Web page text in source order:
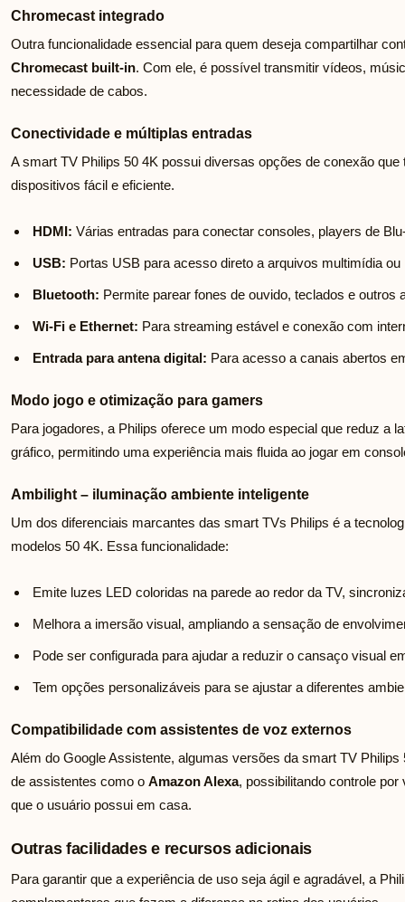
Chromecast integrado
Outra funcionalidade essencial para quem deseja compartilhar
Chromecast built-in. Com ele, é possível transmitir vídeos,
necessidade de cabos.
Conectividade e múltiplas entradas
A smart TV Philips 50 4K possui diversas opções de conexão
dispositivos fácil e eficiente.
HDMI: Várias entradas para conectar consoles, players de
USB: Portas USB para acesso direto a arquivos multimídia
Bluetooth: Permite parear fones de ouvido, teclados e outros
Wi-Fi e Ethernet: Para streaming estável e conexão com
Entrada para antena digital: Para acesso a canais abertos
Modo jogo e otimização para gamers
Para jogadores, a Philips oferece um modo especial que reduz a
gráfico, permitindo uma experiência mais fluida ao jogar em
Ambilight – iluminação ambiente inteligente
Um dos diferenciais marcantes das smart TVs Philips é a
modelos 50 4K. Essa funcionalidade:
Emite luzes LED coloridas na parede ao redor da TV,
Melhora a imersão visual, ampliando a sensação de
Pode ser configurada para ajudar a reduzir o cansaço visual
Tem opções personalizáveis para se ajustar a diferentes
Compatibilidade com assistentes de voz externos
Além do Google Assistente, algumas versões da smart TV
de assistentes como o Amazon Alexa, possibilitando controle
que o usuário possui em casa.
Outras facilidades e recursos adicionais
Para garantir que a experiência de uso seja ágil e agradável, a